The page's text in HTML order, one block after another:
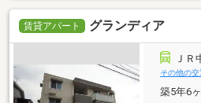
賃貸アパート グランディア
ＪＲ
その他の交
築5年6